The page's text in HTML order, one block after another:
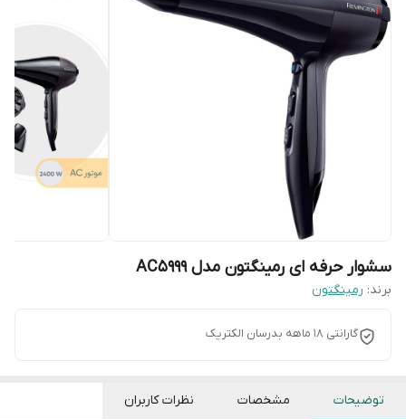
سشوار حرفه ای رمینگتون مدل AC5999
برند: رمینگتون
گارانتی 18 ماهه بدرسان الکتریک
توضیحات مشخصات نظرات کاربران